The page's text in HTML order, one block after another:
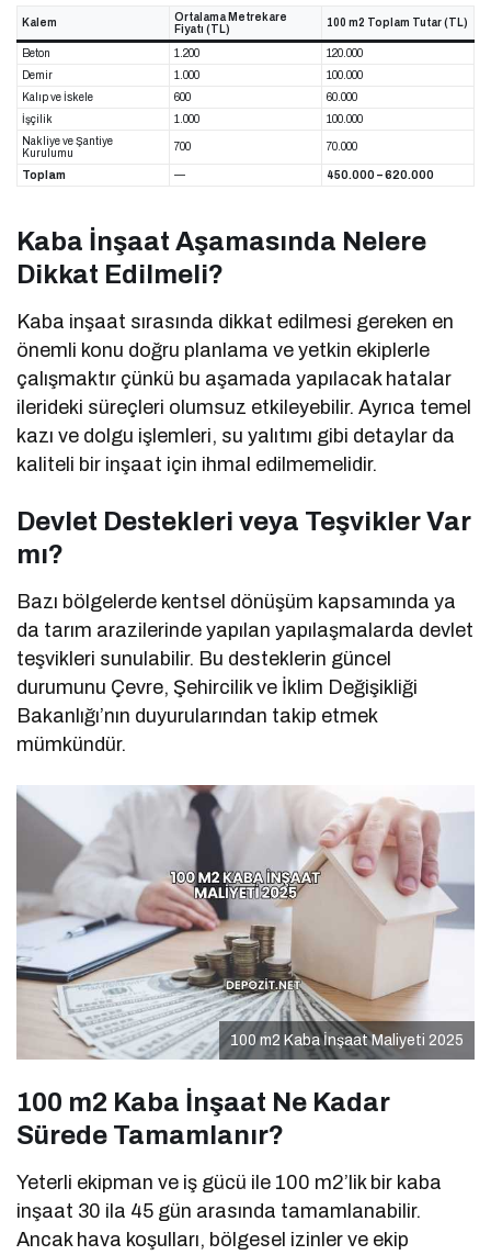
Kalem
Ortalama Metrekare
Fiyatı (TL)
100 m2 Toplam Tutar (TL)
Beton 1.200
120.000
Demir
1.000
100.000
Kalıp ve İskele
600
60.000
İşçilik
1.000
100.000
Nakliye ve Şantiye
Kurulumu
700 70.000
Toplam — 450.000 – 620.000
Kaba İnşaat Aşamasında Nelere
Dikkat Edilmeli?
Kaba inşaat sırasında dikkat edilmesi gereken en
önemli konu doğru planlama ve yetkin ekiplerle
çalışmaktır çünkü bu aşamada yapılacak hatalar
ilerideki süreçleri olumsuz etkileyebilir. Ayrıca temel
kazı ve dolgu işlemleri, su yalıtımı gibi detaylar da
kaliteli bir inşaat için ihmal edilmemelidir.
Devlet Destekleri veya Teşvikler Var
mı?
Bazı bölgelerde kentsel dönüşüm kapsamında ya
da tarım arazilerinde yapılan yapılaşmalarda devlet
teşvikleri sunulabilir. Bu desteklerin güncel
durumunu Çevre, Şehircilik ve İklim Değişikliği
Bakanlığı’nın duyurularından takip etmek
mümkündür.
100 m2 Kaba İnşaat Maliyeti 2025
100 m2 Kaba İnşaat Ne Kadar
Sürede Tamamlanır?
Yeterli ekipman ve iş gücü ile 100 m2’lik bir kaba
inşaat 30 ila 45 gün arasında tamamlanabilir.
Ancak hava koşulları, bölgesel izinler ve ekip